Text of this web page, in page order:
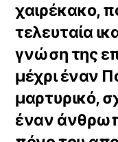
χαιρέκακο,
τελευταία
γνώση της
μέχρι έναν
μαρτυρικό,
έναν